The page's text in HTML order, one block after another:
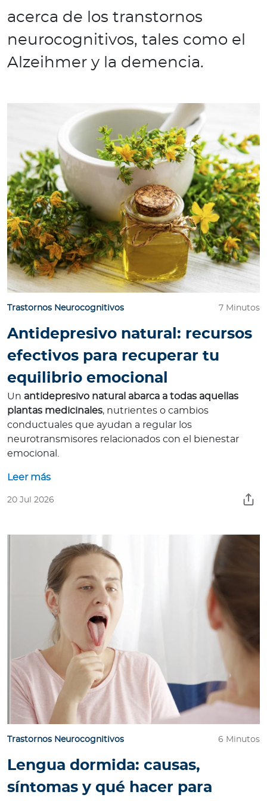
s
Para Clientes
Para Agentes
Red de Salud
Contáctanos
acerca de los transtornos
neurocognitivos, tales como el
Alzeihmer y la demencia.
Trastornos Neurocognitivos 7 Minutos
Antidepresivo natural: recursos
efectivos para recuperar tu
equilibrio emocional
Un antidepresivo natural abarca a todas aquellas
plantas medicinales, nutrientes o cambios
conductuales que ayudan a regular los
neurotransmisores relacionados con el bienestar
emocional.
Leer más
20 Jul 2026
Trastornos Neurocognitivos 6 Minutos
Lengua dormida: causas,
síntomas y qué hacer para